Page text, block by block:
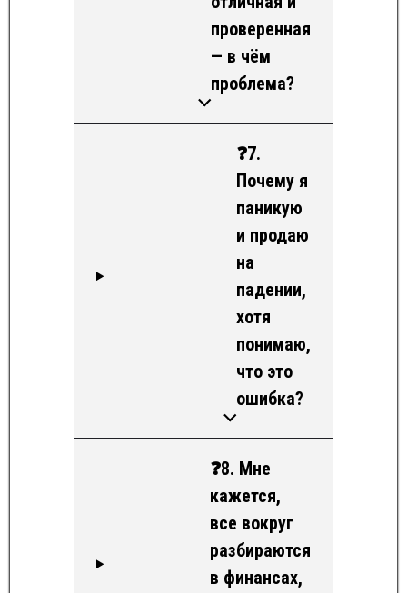
проверенная
— в чём
проблема?
❓7.
Почему я
паникую
и продаю
на
падении,
хотя
понимаю,
что это
ошибка?
❓8. Мне
кажется,
все вокруг
разбираются
в финансах,